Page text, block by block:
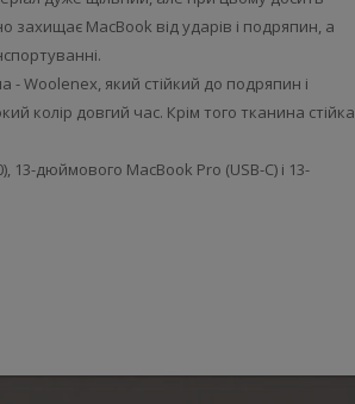
захищає MacBook від ударів і подряпин, а
Woolenex, який стійкий до подряпин і
колір довгий час. Крім того тканина стійка
13-дюймового MacBook Pro (USB-C) і 13-